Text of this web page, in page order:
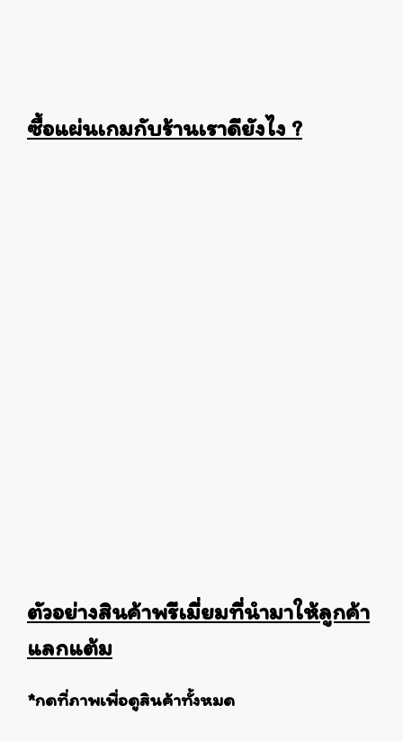
ซื้อแผ่นเกมกับร้านเราดียังไง ?
ตัวอย่างสินค้าพรีเมี่ยมที่นำมาให้ลูกค้า
แลกแต้ม
*กดที่ภาพเพื่อดูสินค้าทั้งหมด